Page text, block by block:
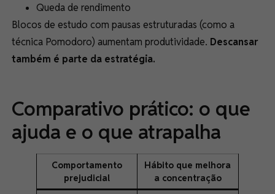
Queda de rendimento
Blocos de estudo com pausas estruturadas (como a
técnica Pomodoro) aumentam produtividade. Descansar
também é parte da estratégia.
Comparativo prático: o que
ajuda e o que atrapalha
Comportamento
prejudicial
Hábito que melhora
a concentração